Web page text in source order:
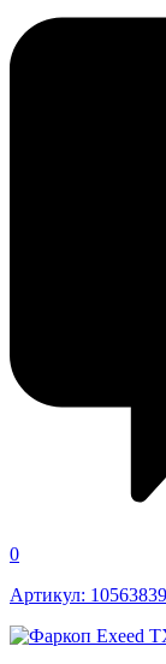
0
Артикул: 10563839